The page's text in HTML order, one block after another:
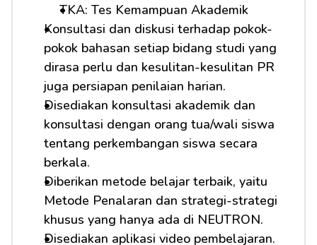
TKA: Tes Kemampuan Akademik
Konsultasi dan diskusi terhadap pokok-
pokok bahasan setiap bidang studi yang
dirasa perlu dan kesulitan-kesulitan PR
juga persiapan penilaian harian.
Disediakan konsultasi akademik dan
konsultasi dengan orang tua/wali siswa
tentang perkembangan siswa secara
berkala.
Diberikan metode belajar terbaik, yaitu
Metode Penalaran dan strategi-strategi
khusus yang hanya ada di NEUTRON.
Disediakan aplikasi video pembelajaran.